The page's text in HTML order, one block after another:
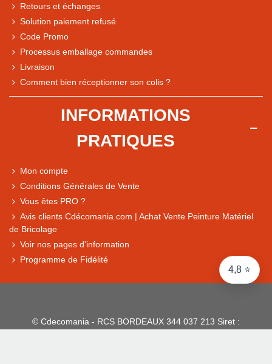
4,8 ⭐
Comparaison des performances du magasin
Express, Chez vous, Point relais, Retrait magasin
Retours et échanges
Solution paiement refusé
Code Promo
Processus emballage commandes
Livraison
Comment bien réceptionner son colis ?
INFORMATIONS
PRATIQUES
Mon compte
Conditions Générales de Vente
Vous êtes PRO ?
Avis clients Cdécomania.com | Achat Vente Peinture Matériel
de Bricolage
Voir nos pages d'information
Programme de Fidélité
© Cdecomania - RCS BORDEAUX 344 037 213 Siret :